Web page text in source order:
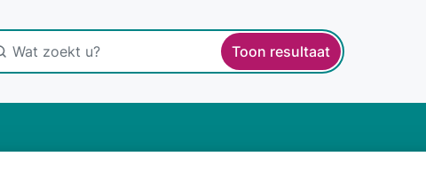
Toon resultaat